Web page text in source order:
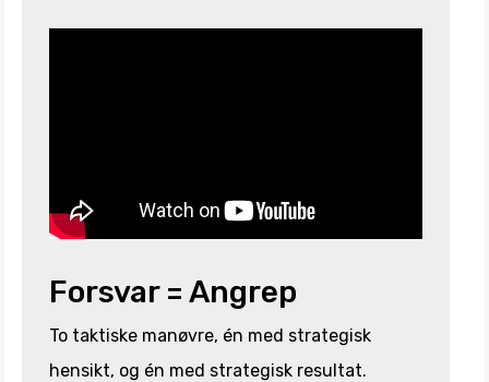
Forsvar = Angrep
To taktiske manøvre, én med strategisk
hensikt, og én med strategisk resultat.